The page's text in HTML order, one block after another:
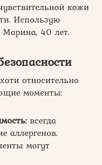
кожи
Использую
40 лет.
относительно
моменты:
всегда
аллергенов.
могут